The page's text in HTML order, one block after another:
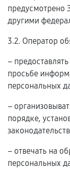
предусмотрено
другими
3.2. Оператор
–
просьбе
персональных
–
порядке,
– отвечать на
персональных